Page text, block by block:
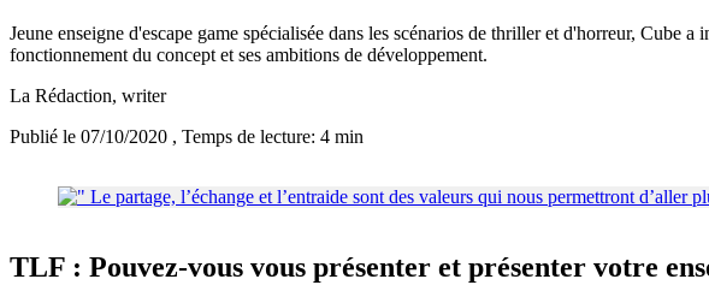
Jeune enseigne d'escape game spécialisée dans les scénarios de thriller et d'horreur,
fonctionnement du concept et ses ambitions de développement.
La Rédaction, writer
Publié le 07/10/2020 , Temps de lecture: 4 min
TLF : Pouvez-vous vous présenter et présenter votre